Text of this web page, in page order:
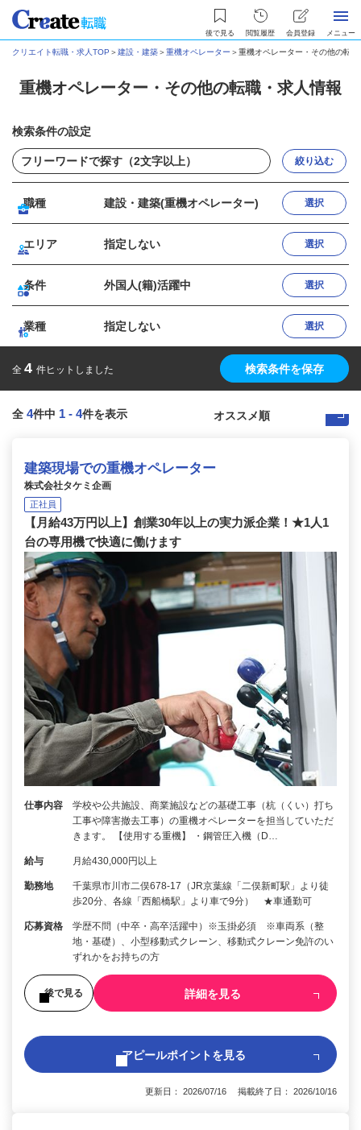
後で見る 閲覧履歴 会員登録 メニュー
クリエイト転職・求人TOP ＞建設・建築＞重機オペレーター ＞重機オペレーター・その他の転
重機オペレーター・その他の転職・求人情報
検索条件の設定
絞り込む
職種 建設・建築(重機オペレーター) 選択
エリア 指定しない 選択
条件 外国人(籍)活躍中 選択
業種 指定しない 選択
全 4 件ヒットしました 検索条件を保存
全 4件中 1 - 4件を表示
建築現場での重機オペレーター
株式会社タケミ企画
正社員
【月給43万円以上】創業30年以上の実力派企業！★1人1
台の専用機で快適に働けます
仕事内容
学校や公共施設、商業施設などの基礎工事（杭（くい）打ち
工事や障害撤去工事）の重機オペレーターを担当していただ
きます。 【使用する重機】 ・鋼管圧入機（D…
給与 月給430,000円以上
勤務地
千葉県市川市二俣678-17（JR京葉線「二俣新町駅」より徒
歩20分、各線「西船橋駅」より車で9分） ★車通勤可
応募資格
学歴不問（中卒・高卒活躍中）※玉掛必須 ※車両系（整
地・基礎）、小型移動式クレーン、移動式クレーン免許のい
ずれかをお持ちの方
後で見る 詳細を見る
アピールポイントを見る
更新日： 2026/07/16 掲載終了日： 2026/10/16